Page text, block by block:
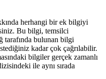
herhangi bir ek bilgiyi
Bu bilgi, temsilci
tarafında bulunan bilgi
kadar çok çağrılabilir.
bilgiler gerçek zamanlı
ile aynı sırada